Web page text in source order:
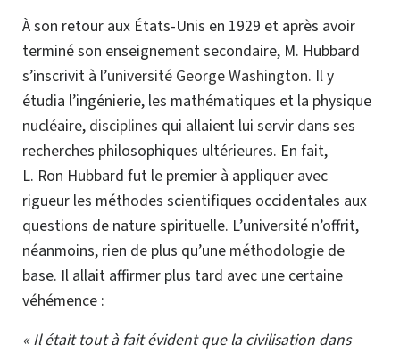
À son retour aux États-Unis en 1929 et après avoir
terminé son enseignement secondaire, M. Hubbard
s’inscrivit à l’université George Washington. Il y
étudia l’ingénierie, les mathématiques et la physique
nucléaire, disciplines qui allaient lui servir dans ses
recherches philosophiques ultérieures. En fait,
L. Ron Hubbard fut le premier à appliquer avec
rigueur les méthodes scientifiques occidentales aux
questions de nature spirituelle. L’université n’offrit,
néanmoins, rien de plus qu’une méthodologie de
base. Il allait affirmer plus tard avec une certaine
véhémence :
« Il était tout à fait évident que la civilisation dans